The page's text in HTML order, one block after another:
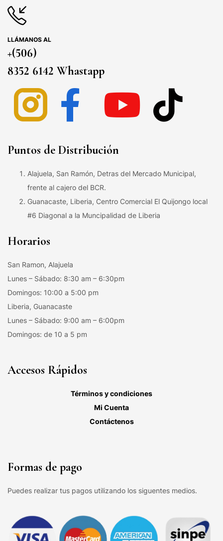
LLÁMANOS AL
+(506)
8352 6142 Whastapp
Puntos de Distribución
Alajuela, San Ramón, Detras del Mercado Municipal,
frente al cajero del BCR.
Guanacaste, Liberia, Centro Comercial El Quijongo local
#6 Diagonal a la Muncipalidad de Liberia
Horarios
San Ramon, Alajuela
Lunes – Sábado: 8:30 am – 6:30pm
Domingos: 10:00 a 5:00 pm
Liberia, Guanacaste
Lunes – Sábado: 9:00 am – 6:00pm
Domingos: de 10 a 5 pm
Accesos Rápidos
Términos y condiciones
Mi Cuenta
Contáctenos
Formas de pago
Puedes realizar tus pagos utilizando los siguentes medios.